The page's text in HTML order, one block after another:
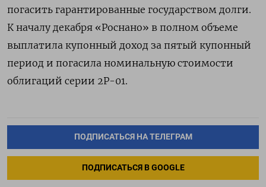
погасить гарантированные государством долги.
К началу декабря «Роснано» в полном объеме
выплатила купонный доход за пятый купонный
период и погасила номинальную стоимости
облигаций серии 2Р-01.
ПОДПИСАТЬСЯ НА ТЕЛЕГРАМ
ПОДПИСАТЬСЯ В GOOGLE